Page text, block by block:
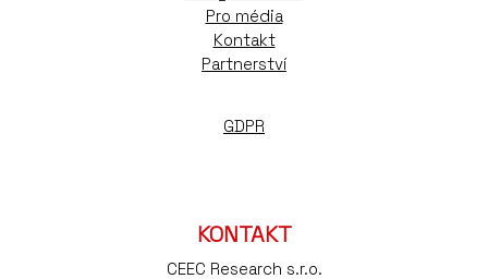
Pro média
Kontakt
Partnerství
GDPR
KONTAKT
CEEC Research s.r.o.